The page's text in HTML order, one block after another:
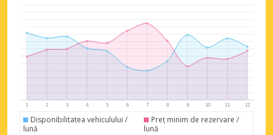
Economii de top
Accesați ofertele exclusive ale
furnizorilor noștri
Disponibilitatea vehiculului /
lună
Preț minim de rezervare /
lună